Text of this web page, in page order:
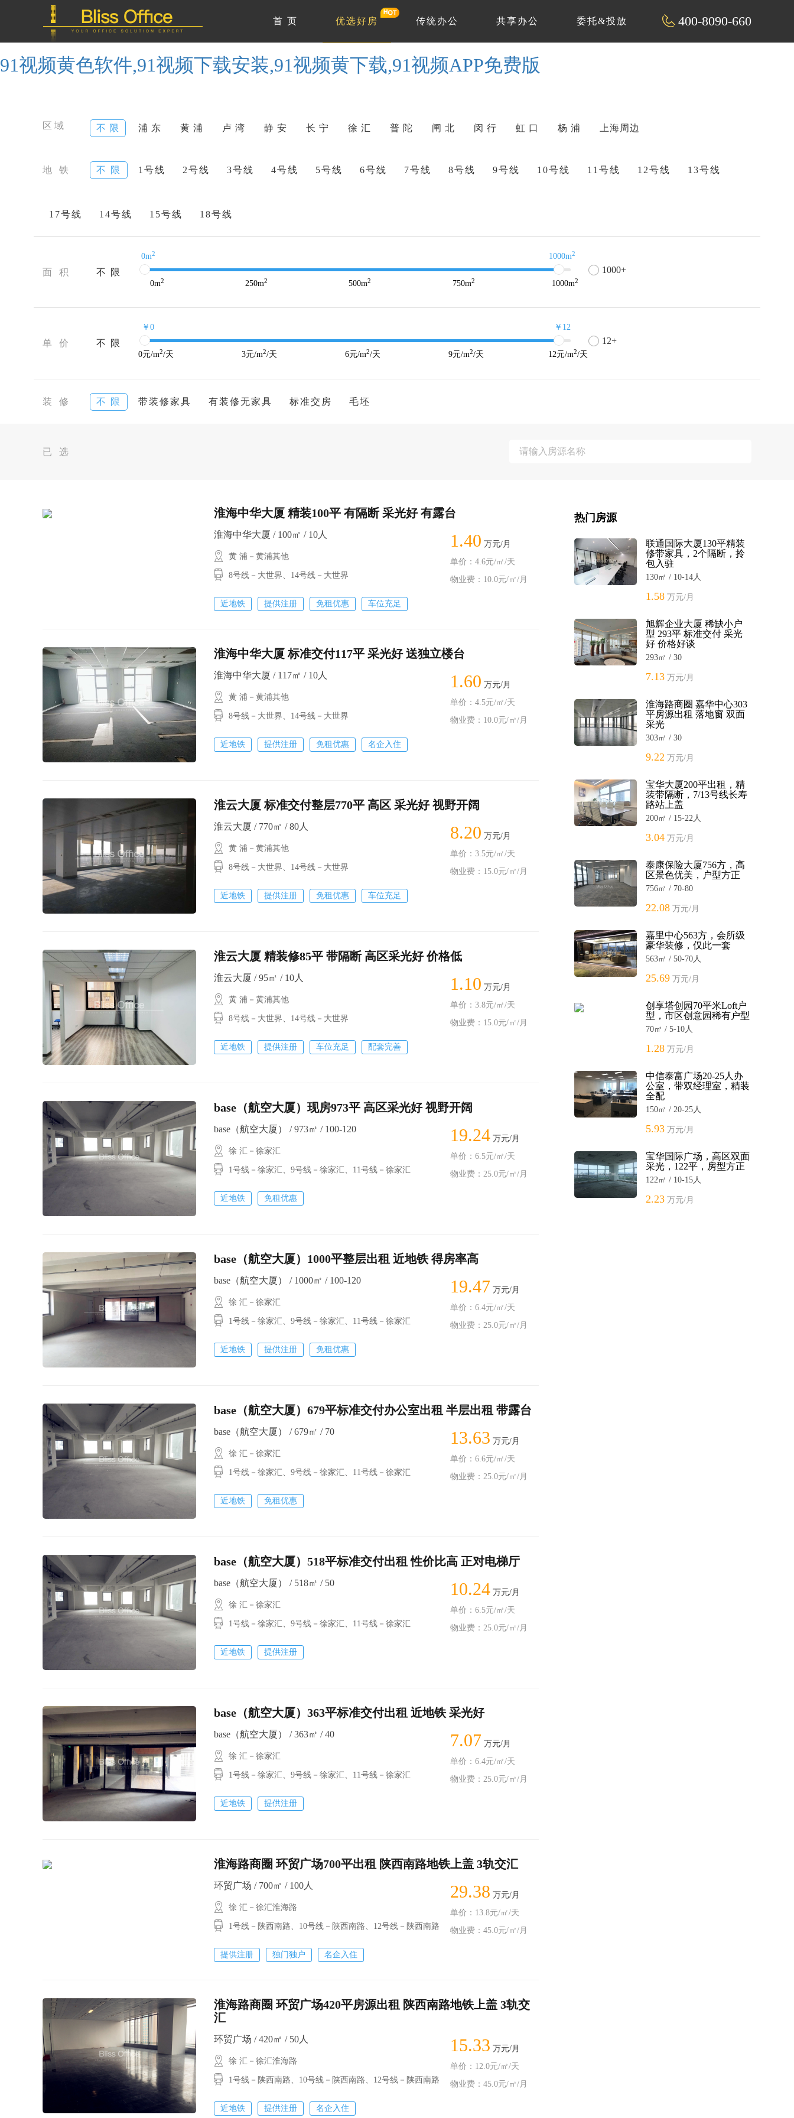
91视频黄色软件,91视频下载安装,91视频黄下载,91视频APP免费版
400-8090-660
首 页 优选好房 传统办公 共享办公 委托&投放
区域 不 限 浦 东 黄 浦 卢 湾 静 安 长 宁 徐 汇 普 陀 闸 北 闵 行 虹 口 杨 浦 上海周边
地 铁 不 限 1号线 2号线 3号线 4号线 5号线 6号线 7号线 8号线 9号线 10号线 11号线 12号线 13号线
17号线 14号线 15号线 18号线
面 积 不 限
0m2 1000m2
0m2 250m2 500m2 750m2 1000m2
1000+
单 价 不 限
￥0 ￥12
0元/m2/天 3元/m2/天 6元/m2/天 9元/m2/天 12元/m2/天
12+
装 修 不 限 带装修家具 有装修无家具 标准交房 毛坯
已 选
淮海中华大厦 精装100平 有隔断 采光好 有露台
淮海中华大厦 / 100㎡ / 10人
黄 浦－黄浦其他
8号线－大世界、14号线－大世界
近地铁 提供注册 免租优惠 车位充足
1.40 万元/月
单价：4.6元/㎡/天
物业费：10.0元/㎡/月
淮海中华大厦 标准交付117平 采光好 送独立楼台
淮海中华大厦 / 117㎡ / 10人
黄 浦－黄浦其他
8号线－大世界、14号线－大世界
近地铁 提供注册 免租优惠 名企入住
1.60 万元/月
单价：4.5元/㎡/天
物业费：10.0元/㎡/月
淮云大厦 标准交付整层770平 高区 采光好 视野开阔
淮云大厦 / 770㎡ / 80人
黄 浦－黄浦其他
8号线－大世界、14号线－大世界
近地铁 提供注册 免租优惠 车位充足
8.20 万元/月
单价：3.5元/㎡/天
物业费：15.0元/㎡/月
淮云大厦 精装修85平 带隔断 高区采光好 价格低
淮云大厦 / 95㎡ / 10人
黄 浦－黄浦其他
8号线－大世界、14号线－大世界
近地铁 提供注册 车位充足 配套完善
1.10 万元/月
单价：3.8元/㎡/天
物业费：15.0元/㎡/月
base（航空大厦）现房973平 高区采光好 视野开阔
base（航空大厦） / 973㎡ / 100-120
徐 汇－徐家汇
1号线－徐家汇、9号线－徐家汇、11号线－徐家汇
近地铁 免租优惠
19.24 万元/月
单价：6.5元/㎡/天
物业费：25.0元/㎡/月
base（航空大厦）1000平整层出租 近地铁 得房率高
base（航空大厦） / 1000㎡ / 100-120
徐 汇－徐家汇
1号线－徐家汇、9号线－徐家汇、11号线－徐家汇
近地铁 提供注册 免租优惠
19.47 万元/月
单价：6.4元/㎡/天
物业费：25.0元/㎡/月
base（航空大厦）679平标准交付办公室出租 半层出租 带露台
base（航空大厦） / 679㎡ / 70
徐 汇－徐家汇
1号线－徐家汇、9号线－徐家汇、11号线－徐家汇
近地铁 免租优惠
13.63 万元/月
单价：6.6元/㎡/天
物业费：25.0元/㎡/月
base（航空大厦）518平标准交付出租 性价比高 正对电梯厅
base（航空大厦） / 518㎡ / 50
徐 汇－徐家汇
1号线－徐家汇、9号线－徐家汇、11号线－徐家汇
近地铁 提供注册
10.24 万元/月
单价：6.5元/㎡/天
物业费：25.0元/㎡/月
base（航空大厦）363平标准交付出租 近地铁 采光好
base（航空大厦） / 363㎡ / 40
徐 汇－徐家汇
1号线－徐家汇、9号线－徐家汇、11号线－徐家汇
近地铁 提供注册
7.07 万元/月
单价：6.4元/㎡/天
物业费：25.0元/㎡/月
淮海路商圈 环贸广场700平出租 陕西南路地铁上盖 3轨交汇
环贸广场 / 700㎡ / 100人
徐 汇－徐汇淮海路
1号线－陕西南路、10号线－陕西南路、12号线－陕西南路
提供注册 独门独户 名企入住
29.38 万元/月
单价：13.8元/㎡/天
物业费：45.0元/㎡/月
淮海路商圈 环贸广场420平房源出租 陕西南路地铁上盖 3轨交
汇
环贸广场 / 420㎡ / 50人
徐 汇－徐汇淮海路
1号线－陕西南路、10号线－陕西南路、12号线－陕西南路
近地铁 提供注册 名企入住
15.33 万元/月
单价：12.0元/㎡/天
物业费：45.0元/㎡/月
热门房源
联通国际大厦130平精装
修带家具，2个隔断，拎
包入驻
130㎡ / 10-14人
1.58 万元/月
旭辉企业大厦 稀缺小户
型 293平 标准交付 采光
好 价格好谈
293㎡ / 30
7.13 万元/月
淮海路商圈 嘉华中心303
平房源出租 落地窗 双面
采光
303㎡ / 30
9.22 万元/月
宝华大厦200平出租，精
装带隔断，7/13号线长寿
路站上盖
200㎡ / 15-22人
3.04 万元/月
泰康保险大厦756方，高
区景色优美，户型方正
756㎡ / 70-80
22.08 万元/月
嘉里中心563方，会所级
豪华装修，仅此一套
563㎡ / 50-70人
25.69 万元/月
创享塔创园70平米Loft户
型，市区创意园稀有户型
70㎡ / 5-10人
1.28 万元/月
中信泰富广场20-25人办
公室，带双经理室，精装
全配
150㎡ / 20-25人
5.93 万元/月
宝华国际广场，高区双面
采光，122平，房型方正
122㎡ / 10-15人
2.23 万元/月